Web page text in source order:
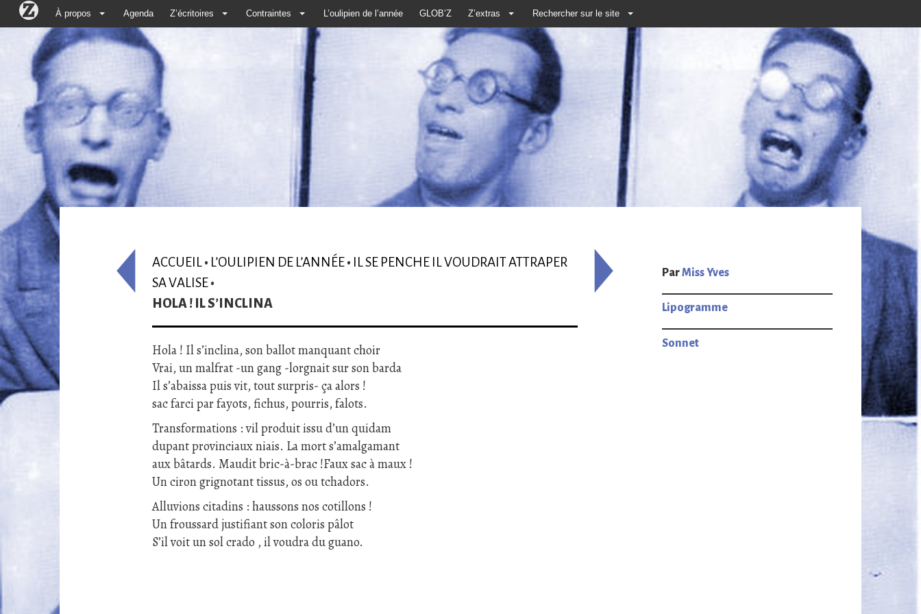
À propos Agenda Z’écritoires Contraintes L’oulipien de l’année GLOB’Z Z’extras Rechercher sur le site
ACCUEIL• L’OULIPIEN DE L’ANNÉE•
IL SE PENCHE IL VOUDRAIT ATTRAPER
SA VALISE•
HOLA ! IL S’INCLINA
Hola ! Il s’inclina, son ballot manquant choir
Vrai, un malfrat -un gang -lorgnait sur son barda
Il s’abaissa puis vit, tout surpris- ça alors !
sac farci par fayots, fichus, pourris, falots.
Transformations : vil produit issu d’un quidam
dupant provinciaux niais. La mort s’amalgamant
aux bâtards. Maudit bric-à-brac !Faux sac à maux !
Un ciron grignotant tissus, os ou tchadors.
Alluvions citadins : haussons nos cotillons !
Un froussard justifiant son coloris pâlot
S’il voit un sol crado , il voudra du guano.
ParMiss Yves
Lipogramme
Sonnet